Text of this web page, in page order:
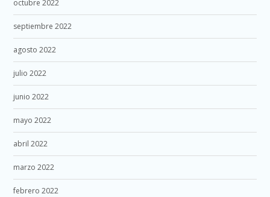
octubre 2022
septiembre 2022
agosto 2022
julio 2022
junio 2022
mayo 2022
abril 2022
marzo 2022
febrero 2022